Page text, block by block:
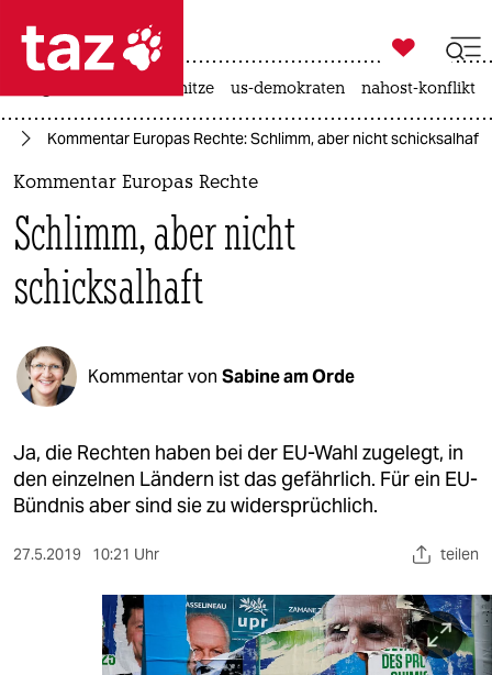
 taz zahl ich
taz zahl ich
politik
öko
gesellschaft
kultur
sport
berlin
nord
wahrheit

taz zahl ich
hitze us-demokraten nahost-konflikt
Kommentar Europas Rechte: Schlimm, aber nicht schicksalhaft
Kommentar Europas Rechte
Schlimm, aber nicht
schicksalhaft
Kommentar von Sabine am Orde
Ja, die Rechten haben bei der EU-Wahl zugelegt, in
den einzelnen Ländern ist das gefährlich. Für ein EU-
Bündnis aber sind sie zu widersprüchlich.
27.5.2019 10:21 Uhr teilen